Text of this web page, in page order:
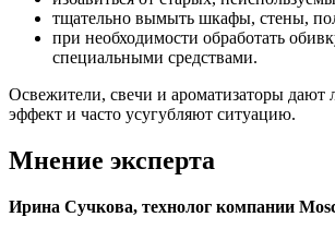
тщательно вымыть шкафы, стены,
при необходимости обработать
специальными средствами.
Освежители, свечи и ароматизаторы
эффект и часто усугубляют ситуацию.
Мнение эксперта
Ирина Сучкова, технолог компании